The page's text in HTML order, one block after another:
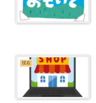
現在